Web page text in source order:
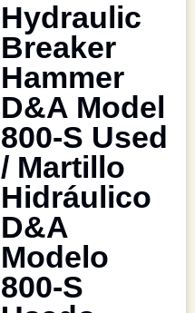
Hydraulic
Breaker
Hammer
D&A Model
800-S Used
/ Martillo
Hidráulico
D&A
Modelo
800-S